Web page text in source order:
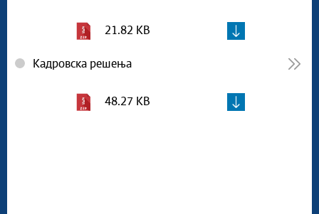
21.82 KB
Кадровска решења
48.27 KB